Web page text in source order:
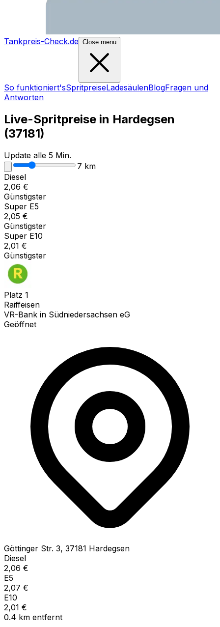
Tankpreis-Check.de Close menu
So funktioniert'sSpritpreiseLadesäulenBlogFragen und
Antworten
Live-Spritpreise in Hardegsen
(37181)
Update alle 5 Min.
7 km
Diesel
2,06 €
Günstigster
Super E5
2,05 €
Günstigster
Super E10
2,01 €
Günstigster
Platz 1
Raiffeisen
VR-Bank in Südniedersachsen eG
Geöffnet
Göttinger Str. 3, 37181 Hardegsen
Diesel
2,06 €
E5
2,07 €
E10
2,01 €
0.4 km entfernt